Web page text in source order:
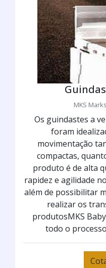
MKS
Os guindastes a
foram
movimentação
compactas,
produto é de alta
rapidez e agilidade
além de possibilitar
realizar os
produtosMKS
todo o